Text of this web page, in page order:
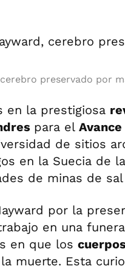
preservado por
en la prestigiosa
para el
de sitios
en la Suecia de
de minas de sal
por la
en una
en que los
muerte. Esta